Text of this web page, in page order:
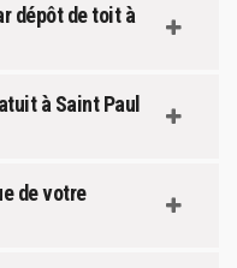
dépôt de toit à
à Saint Paul
de votre